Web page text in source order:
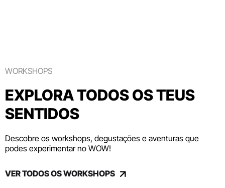
WORKSHOPS
EXPLORA TODOS OS TEUS
SENTIDOS
Descobre os workshops, degustações e aventuras que
podes experimentar no WOW!
VER TODOS OS WORKSHOPS